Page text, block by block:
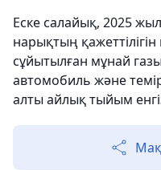
Еске салайық, 2025
нарықтың
сұйытылған мұнай
автомобиль және
алты айлық тыйым